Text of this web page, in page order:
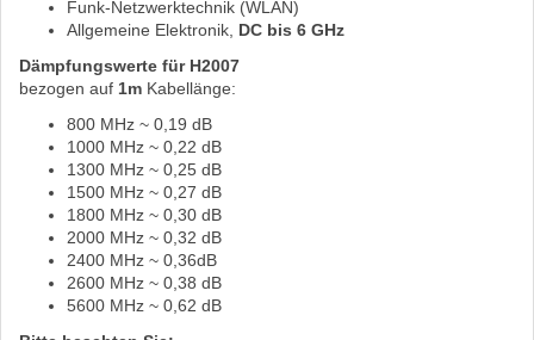
Funk-Netzwerktechnik (WLAN)
Allgemeine Elektronik, DC bis 6 GHz
Dämpfungswerte für H2007
bezogen auf 1m Kabellänge:
800 MHz ~ 0,19 dB
1000 MHz ~ 0,22 dB
1300 MHz ~ 0,25 dB
1500 MHz ~ 0,27 dB
1800 MHz ~ 0,30 dB
2000 MHz ~ 0,32 dB
2400 MHz ~ 0,36dB
2600 MHz ~ 0,38 dB
5600 MHz ~ 0,62 dB